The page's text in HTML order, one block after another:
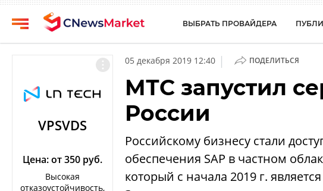
Публикации
обзоры
Конференции
Техника
ВЫБРАТЬ ПРОВАЙДЕРА
VPSVDS
Цена: от 350 руб.
Высокая
отказоустойчивость,
05 декабря 2019 12:40 | ПОДЕЛИТЬСЯ
МТС запустил
России
Российскому бизнесу стали
обеспечения SAP в частном
который с начала 2019 г.